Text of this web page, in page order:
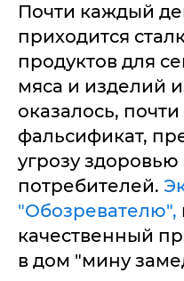
Почти каждый
приходится
продуктов для
мяса и изделий
оказалось,
фальсификат,
угрозу здоровью
потребителей.
"Обозревателю",
качественный
в дом "мину